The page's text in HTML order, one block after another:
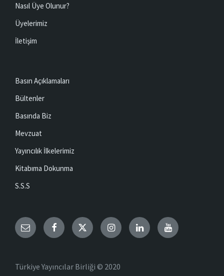
Nasıl Üye Olunur?
Üyelerimiz
İletişim
Basın Açıklamaları
Bültenler
Basında Biz
Mevzuat
Yayıncılık İlkelerimiz
Kitabıma Dokunma
S.S.S
Email Facebook TwitterInstagramLinkedInYouTube
Türkiye Yayıncılar Birliği © 2020